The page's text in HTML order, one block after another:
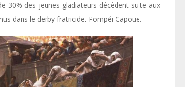
30% des jeunes gladiateurs décèdent suite aux
dans le derby fratricide, Pompéi-Capoue.